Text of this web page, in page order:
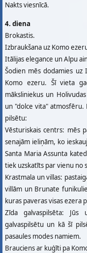
Nakts viesnīcā.
4. diena
Brokastis.
Izbraukšana uz Komo
Itālijas elegance un Alpu
Šodien mēs dodamies
Komo ezeru. Šī vieta
māksliniekus un
un "dolce vita"
pilsētu:
Vēsturiskais centrs: mēs
senajām ieliņām, ko
Santa Maria Assunta
tiek uzskatīts par vienu no
Krastmala un villas:
villām un Brunate
kuras paveras visas ezera
Zīda galvaspilsēta:
galvaspilsētu un kā šī
pasaules modes namiem.
Brauciens ar kuģīti pa